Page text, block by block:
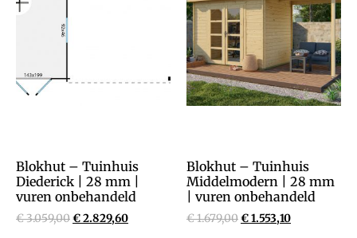
Blokhut – Tuinhuis
Diederick | 28 mm |
vuren onbehandeld
€3.059,00€2.829,60
Blokhut – Tuinhuis
Middelmodern | 28 mm
| vuren onbehandeld
€1.679,00€1.553,10